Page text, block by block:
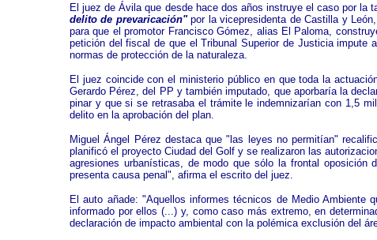
El juez de Ávila que desde hace dos años instruye el caso por la
delito de prevaricación"por la vicepresidenta de Castilla y
para que el promotor Francisco Gómez, alias El Paloma,
petición del fiscal de que el Tribunal Superior de Justicia
normas de protección de la naturaleza.
El juez coincide con el ministerio público en que toda la
Gerardo Pérez, del PP y también imputado, que aporbaría la
pinar y que si se retrasaba el trámite le indemnizarían con 1,5
delito en la aprobación del plan.
Miguel Ángel Pérez destaca que "las leyes no permitían"
planificó el proyecto Ciudad del Golf y se realizaron las
agresiones urbanísticas, de modo que sólo la frontal oposición
presenta causa penal", afirma el escrito del juez.
El auto añade: "Aquellos informes técnicos de Medio
informado por ellos (...) y, como caso más extremo, en
declaración de impacto ambiental con la polémica exclusión del